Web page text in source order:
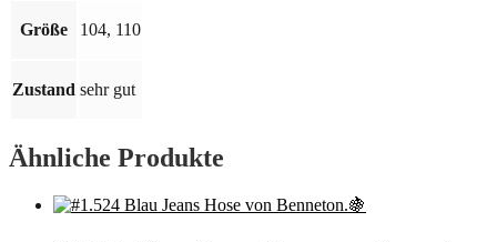
Größe 104, 110
Zustand sehr gut
Ähnliche Produkte